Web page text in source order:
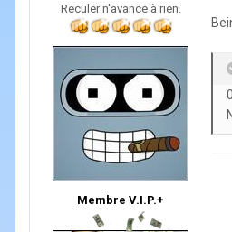
Reculer n'avance à rien.
Membre V.I.P.+